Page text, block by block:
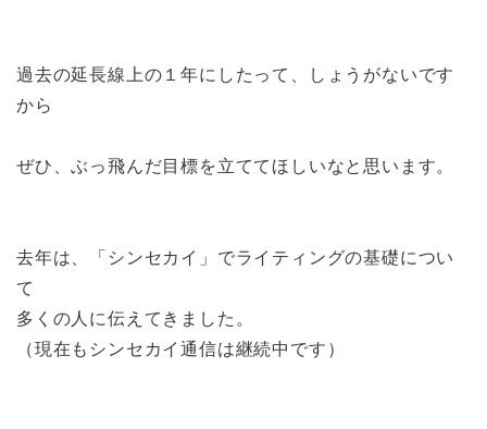
過去の延長線上の１年にしたって、しょうがないです
から
ぜひ、ぶっ飛んだ目標を立ててほしいなと思います。
去年は、「シンセカイ」でライティングの基礎につい
て
多くの人に伝えてきました。
（現在もシンセカイ通信は継続中です）